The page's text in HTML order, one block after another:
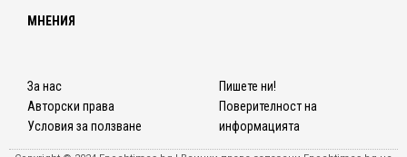
МНЕНИЯ
За нас
Авторски права
Условия за ползване
Пишете ни!
Поверителност на
информацията